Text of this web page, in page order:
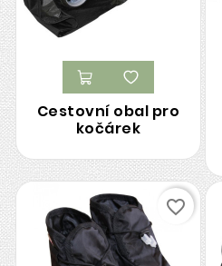
Cestovní obal pro
kočárek
favorite_border